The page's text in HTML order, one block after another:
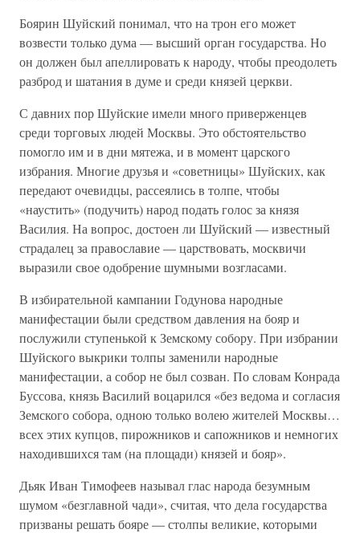
Боярин Шуйский понимал, что на трон его может
возвести только дума — высший орган государства. Но
он должен был апеллировать к народу, чтобы преодолеть
разброд и шатания в думе и среди князей церкви.
С давних пор Шуйские имели много приверженцев
среди торговых людей Москвы. Это обстоятельство
помогло им и в дни мятежа, и в момент царского
избрания. Многие друзья и «советницы» Шуйских, как
передают очевидцы, рассеялись в толпе, чтобы
«наустить» (подучить) народ подать голос за князя
Василия. На вопрос, достоен ли Шуйский — известный
страдалец за православие — царствовать, москвичи
выразили свое одобрение шумными возгласами.
В избирательной кампании Годунова народные
манифестации были средством давления на бояр и
послужили ступенькой к Земскому собору. При избрании
Шуйского выкрики толпы заменили народные
манифестации, а собор не был созван. По словам Конрада
Буссова, князь Василий воцарился «без ведома и согласия
Земского собора, одною только волею жителей Москвы…
всех этих купцов, пирожников и сапожников и немногих
находившихся там (на площади) князей и бояр».
Дьяк Иван Тимофеев называл глас народа безумным
шумом «безглавной чади», считая, что дела государства
призваны решать бояре — столпы великие, которыми